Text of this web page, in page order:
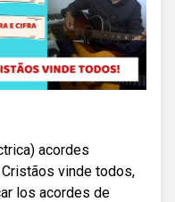
acordes
vinde todos,
los acordes de